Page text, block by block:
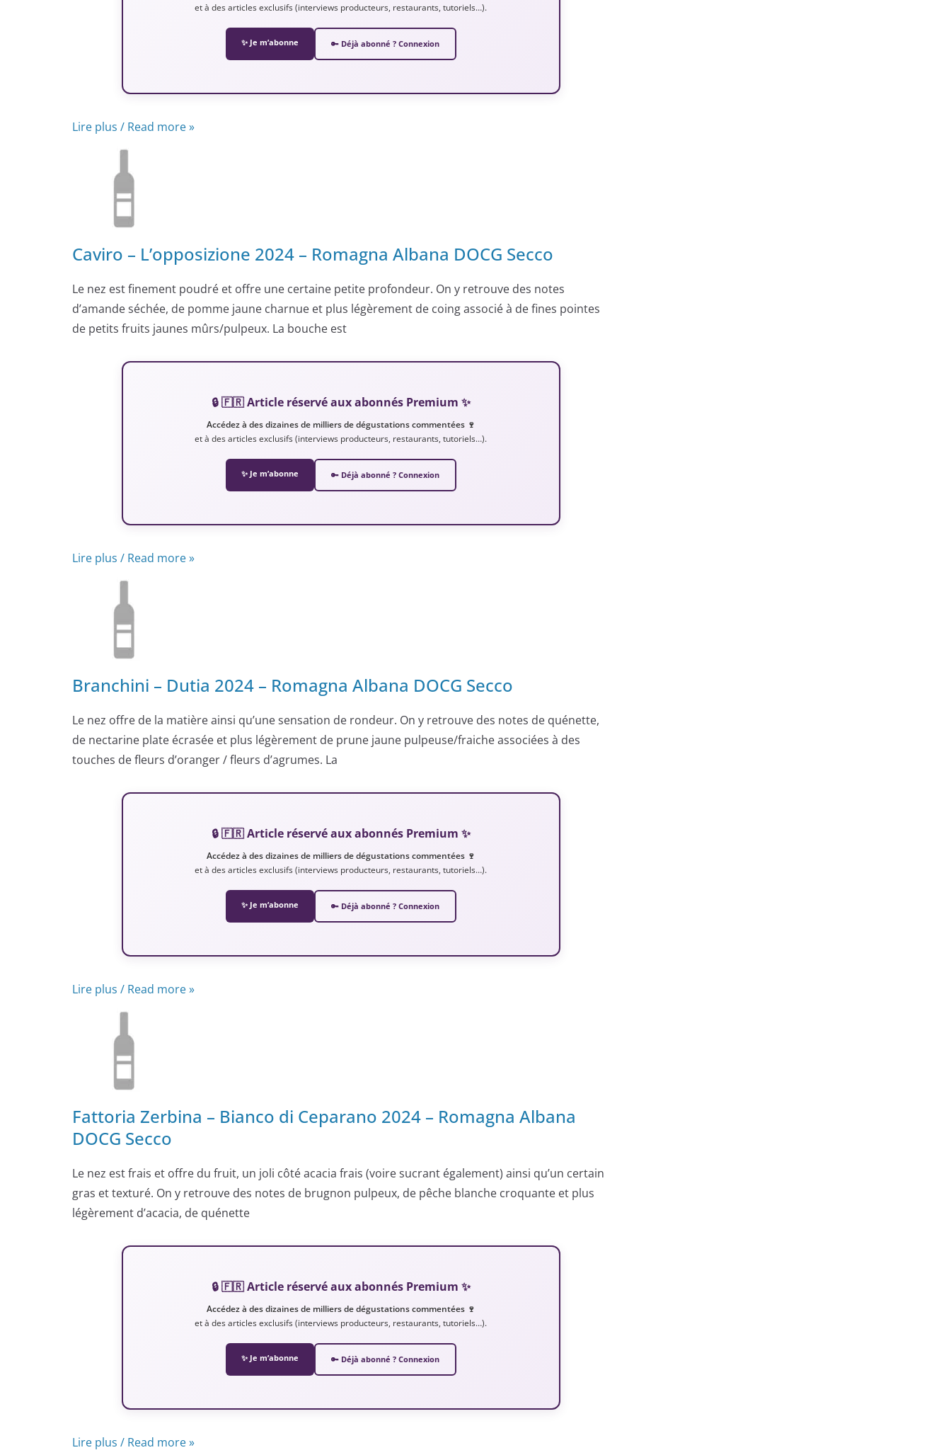
et à des articles exclusifs (interviews producteurs, restaurants, tutoriels…).
✨ Je m’abonne 🔑 Déjà abonné ? Connexion
Lire plus / Read more »
Caviro – L’opposizione 2024 – Romagna Albana DOCG Secco
Le nez est finement poudré et offre une certaine petite profondeur. On y retrouve des notes
d’amande séchée, de pomme jaune charnue et plus légèrement de coing associé à de fines pointes
de petits fruits jaunes mûrs/pulpeux. La bouche est
🔒 🇫🇷 Article réservé aux abonnés Premium ✨
Accédez à des dizaines de milliers de dégustations commentées 🍷
et à des articles exclusifs (interviews producteurs, restaurants, tutoriels…).
✨ Je m’abonne 🔑 Déjà abonné ? Connexion
Lire plus / Read more »
Branchini – Dutia 2024 – Romagna Albana DOCG Secco
Le nez offre de la matière ainsi qu’une sensation de rondeur. On y retrouve des notes de quénette,
de nectarine plate écrasée et plus légèrement de prune jaune pulpeuse/fraiche associées à des
touches de fleurs d’oranger / fleurs d’agrumes. La
🔒 🇫🇷 Article réservé aux abonnés Premium ✨
Accédez à des dizaines de milliers de dégustations commentées 🍷
et à des articles exclusifs (interviews producteurs, restaurants, tutoriels…).
✨ Je m’abonne 🔑 Déjà abonné ? Connexion
Lire plus / Read more »
Fattoria Zerbina – Bianco di Ceparano 2024 – Romagna Albana
DOCG Secco
Le nez est frais et offre du fruit, un joli côté acacia frais (voire sucrant également) ainsi qu’un certain
gras et texturé. On y retrouve des notes de brugnon pulpeux, de pêche blanche croquante et plus
légèrement d’acacia, de quénette
🔒 🇫🇷 Article réservé aux abonnés Premium ✨
Accédez à des dizaines de milliers de dégustations commentées 🍷
et à des articles exclusifs (interviews producteurs, restaurants, tutoriels…).
✨ Je m’abonne 🔑 Déjà abonné ? Connexion
Lire plus / Read more »